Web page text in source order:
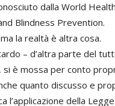
dalla World
Blindness Prevention.
la realtà è altra cosa.
– d’altra parte del
è mossa per conto
quanto discusso e
l’applicazione della